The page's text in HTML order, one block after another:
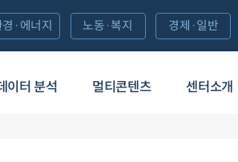
이터 분석 멀티콘텐츠 센터소개
경·에너지 노동·복지 경제·일반